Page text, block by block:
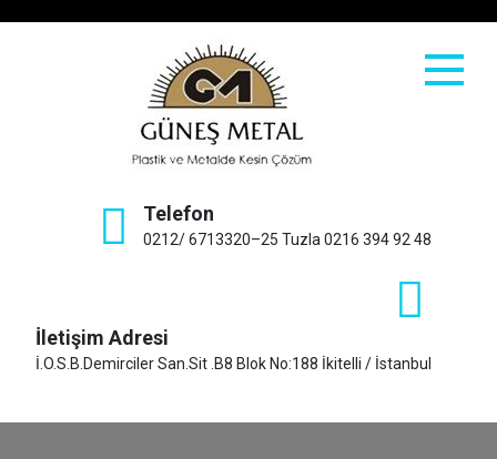
Telefon
0212/ 6713320–25 Tuzla 0216 394 92 48
İletişim Adresi
İ.O.S.B.Demirciler San.Sit .B8 Blok No:188 İkitelli / İstanbul